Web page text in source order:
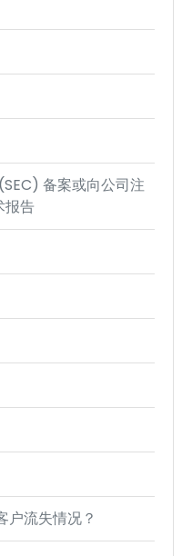
备案或向公司注
报告
户流失情况？